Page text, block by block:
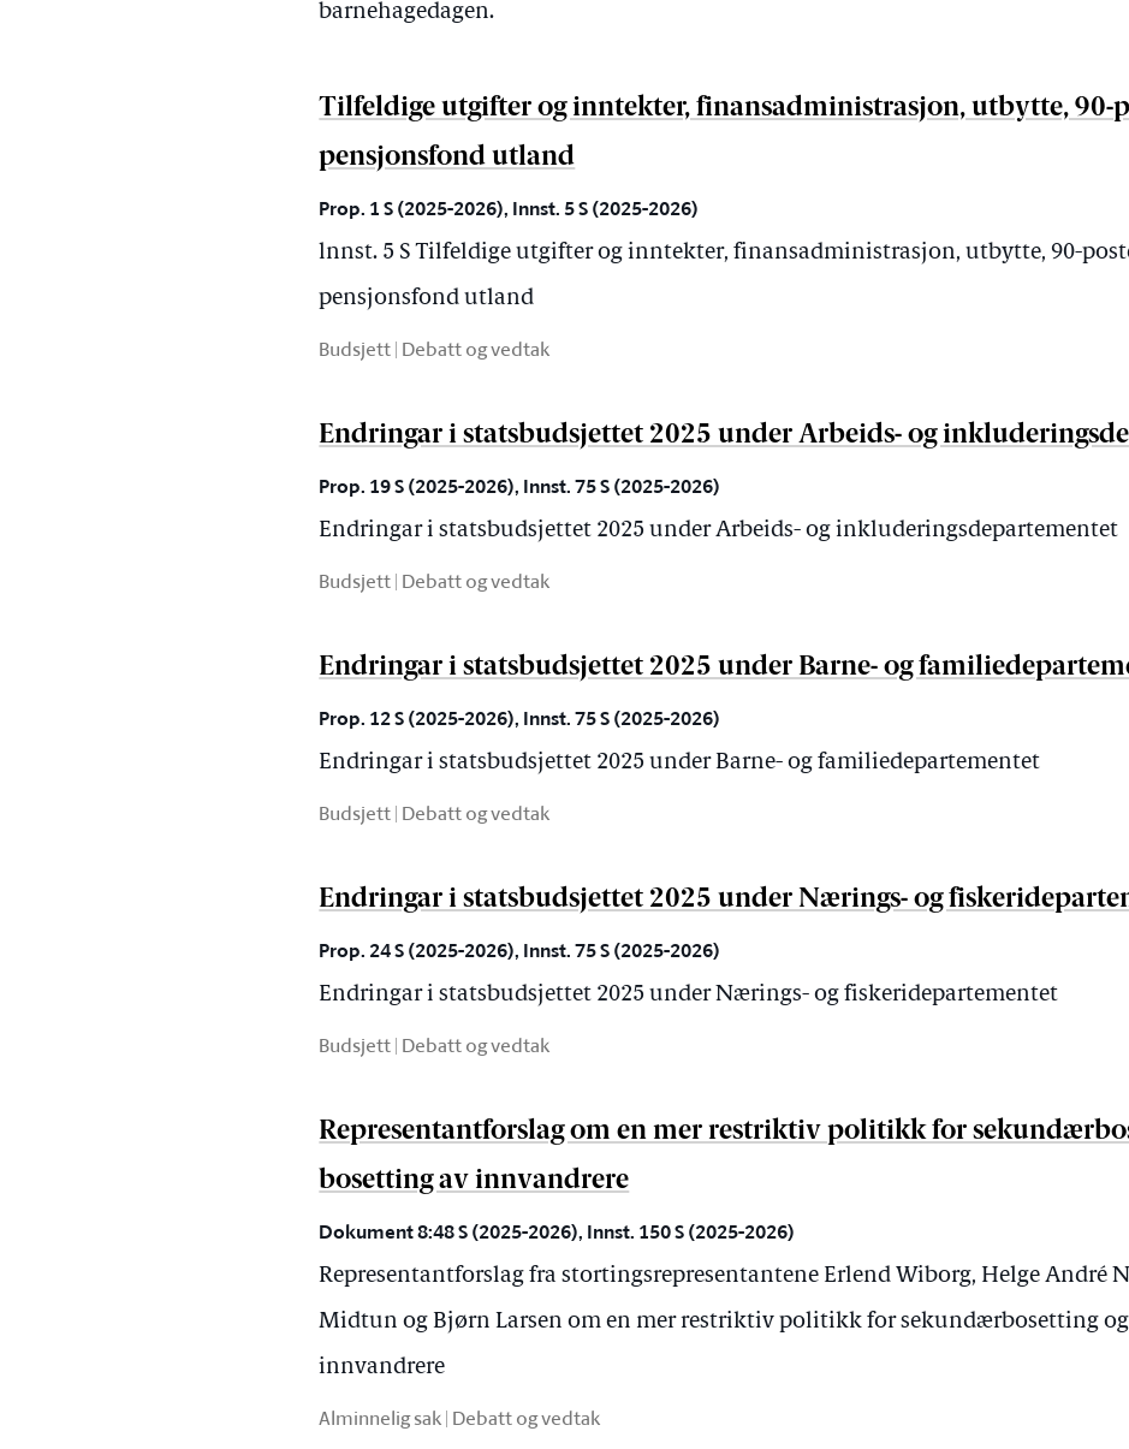
barnehagedagen.
Tilfeldige utgifter og inntekter, finansadministrasjon, utbytte, 90-
pensjonsfond utland
Prop. 1 S (2025-2026), Innst. 5 S (2025-2026)
lnnst. 5 S Tilfeldige utgifter og inntekter, finansadministrasjon, utbytte, 90-
pensjonsfond utland
Budsjett | Debatt og vedtak
Endringar i statsbudsjettet 2025 under Arbeids- og
Prop. 19 S (2025-2026), Innst. 75 S (2025-2026)
Endringar i statsbudsjettet 2025 under Arbeids- og inkluderingsdepartementet
Budsjett | Debatt og vedtak
Endringar i statsbudsjettet 2025 under Barne- og
Prop. 12 S (2025-2026), Innst. 75 S (2025-2026)
Endringar i statsbudsjettet 2025 under Barne- og familiedepartementet
Budsjett | Debatt og vedtak
Endringar i statsbudsjettet 2025 under Nærings- og
Prop. 24 S (2025-2026), Innst. 75 S (2025-2026)
Endringar i statsbudsjettet 2025 under Nærings- og fiskeridepartementet
Budsjett | Debatt og vedtak
Representantforslag om en mer restriktiv politikk for
bosetting av innvandrere
Dokument 8:48 S (2025-2026), Innst. 150 S (2025-2026)
Representantforslag fra stortingsrepresentantene Erlend Wiborg, Helge André
Midtun og Bjørn Larsen om en mer restriktiv politikk for sekundærbosetting
innvandrere
Alminnelig sak | Debatt og vedtak